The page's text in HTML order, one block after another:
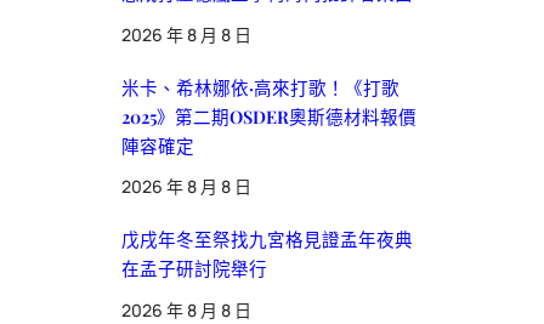
2026 年 8 月 8 日
米卡、希林娜依·高來打歌！《打歌
2025》第二期OSDER奧斯德材料報價
陣容確定
2026 年 8 月 8 日
戊戌年冬至祭找九宮格見證孟年夜典
在孟子研討院舉行
2026 年 8 月 8 日